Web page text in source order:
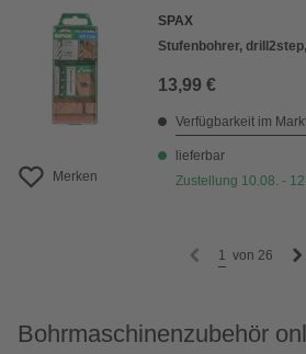
Merken
SPAX
Stufenbohrer,
13,99 €
Verfügbarkeit im
lieferbar
Zustellung 10.08. -
1 von 26
Bohrmaschinenzubehör